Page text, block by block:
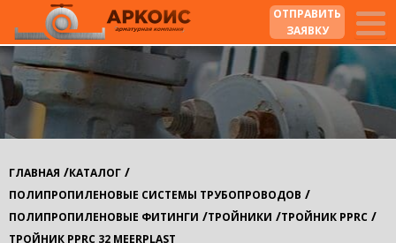
ОТПРАВИТЬ
ЗАЯВКУ
ГЛАВНАЯ /КАТАЛОГ /
ПОЛИПРОПИЛЕНОВЫЕ СИСТЕМЫ ТРУБОПРОВОДОВ /
ПОЛИПРОПИЛЕНОВЫЕ ФИТИНГИ /ТРОЙНИКИ /ТРОЙНИК PPRC /
ТРОЙНИК PPRC 32 MEERPLAST